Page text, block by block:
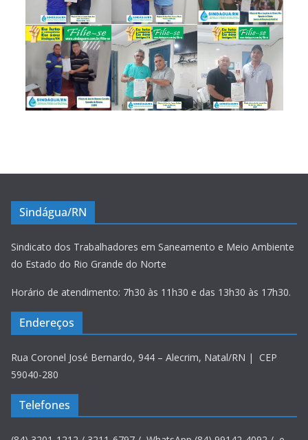
Sindágua/RN
Sindicato dos Trabalhadores em Saneamento e Meio Ambiente
do Estado do Rio Grande do Norte
Horário de atendimento: 7h30 às 11h30 e das 13h30 às 17h30.
Endereços
Rua Coronel José Bernardo, 944 – Alecrim, Natal/RN | CEP
59040-280
Telefones